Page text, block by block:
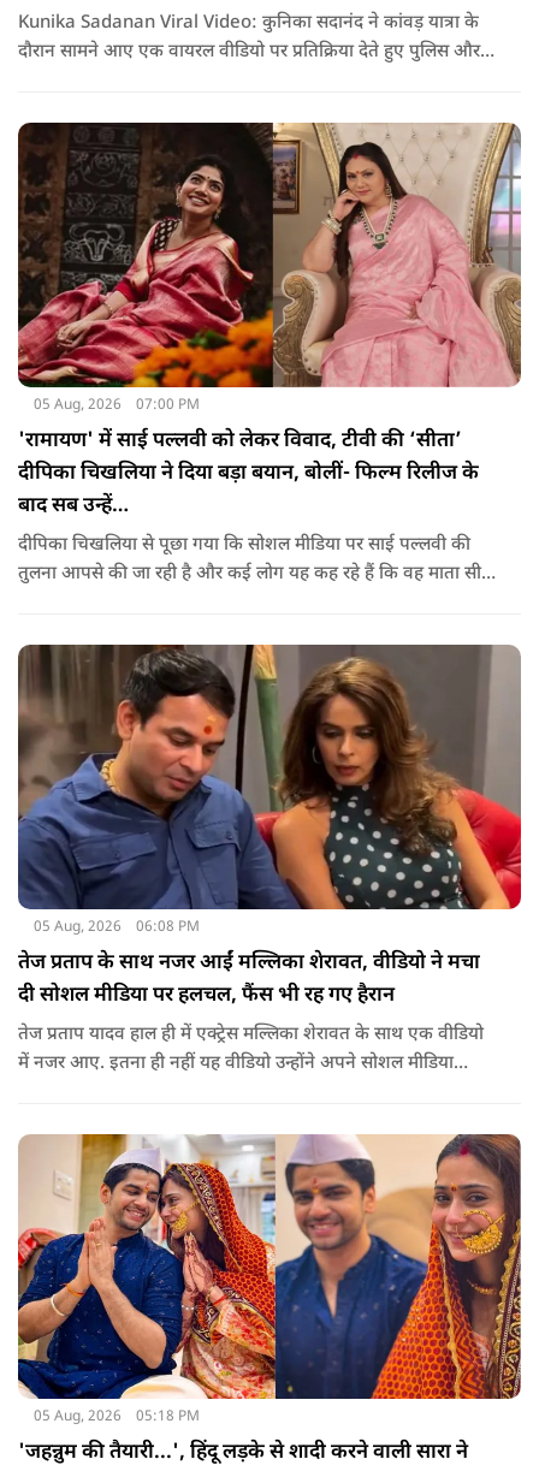
Kunika Sadanan Viral Video: कुनिका सदानंद ने कांवड़ यात्रा के
दौरान सामने आए एक वायरल वीडियो पर प्रतिक्रिया देते हुए पुलिस और
मारपीट करता है, तो उसके खिलाफ सख्त कार्रवाई होनी चाहिए.
05 Aug, 2026 07:00 PM
'रामायण' में साई पल्लवी को लेकर विवाद, टीवी की ‘सीता’
दीपिका चिखलिया ने दिया बड़ा बयान, बोलीं- फिल्म रिलीज के
बाद सब उन्हें…
दीपिका चिखलिया से पूछा गया कि सोशल मीडिया पर साई पल्लवी की
तुलना आपसे की जा रही है और कई लोग यह कह रहे हैं कि वह माता सीता
के प्यार के रूप में देखती हैं.
05 Aug, 2026 06:08 PM
तेज प्रताप के साथ नजर आईं मल्लिका शेरावत, वीडियो ने मचा
दी सोशल मीडिया पर हलचल, फैंस भी रह गए हैरान
तेज प्रताप यादव हाल ही में एक्ट्रेस मल्लिका शेरावत के साथ एक वीडियो
में नजर आए. इतना ही नहीं यह वीडियो उन्होंने अपने सोशल मीडिया
05 Aug, 2026 05:18 PM
'जहन्नुम की तैयारी...', हिंदू लड़के से शादी करने वाली सारा ने